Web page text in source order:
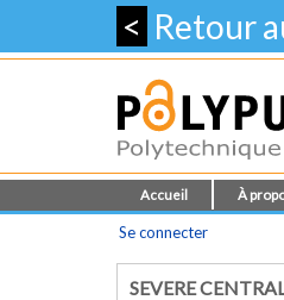
< Retour
Accueil À
Se connecter
SEVERE